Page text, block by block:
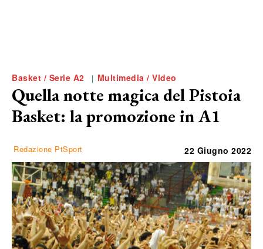
Basket / Serie A2 Multimedia / Video
Quella notte magica del Pistoia
Basket: la promozione in A1
Redazione PtSport 22 Giugno 2022